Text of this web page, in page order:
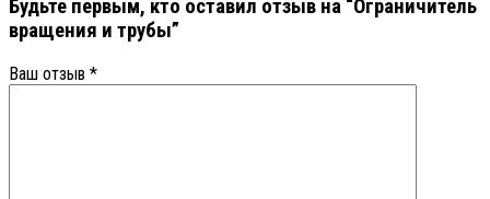
Будьте первым, кто оставил отзыв на “Ограничитель
вращения и трубы”
Ваш отзыв *